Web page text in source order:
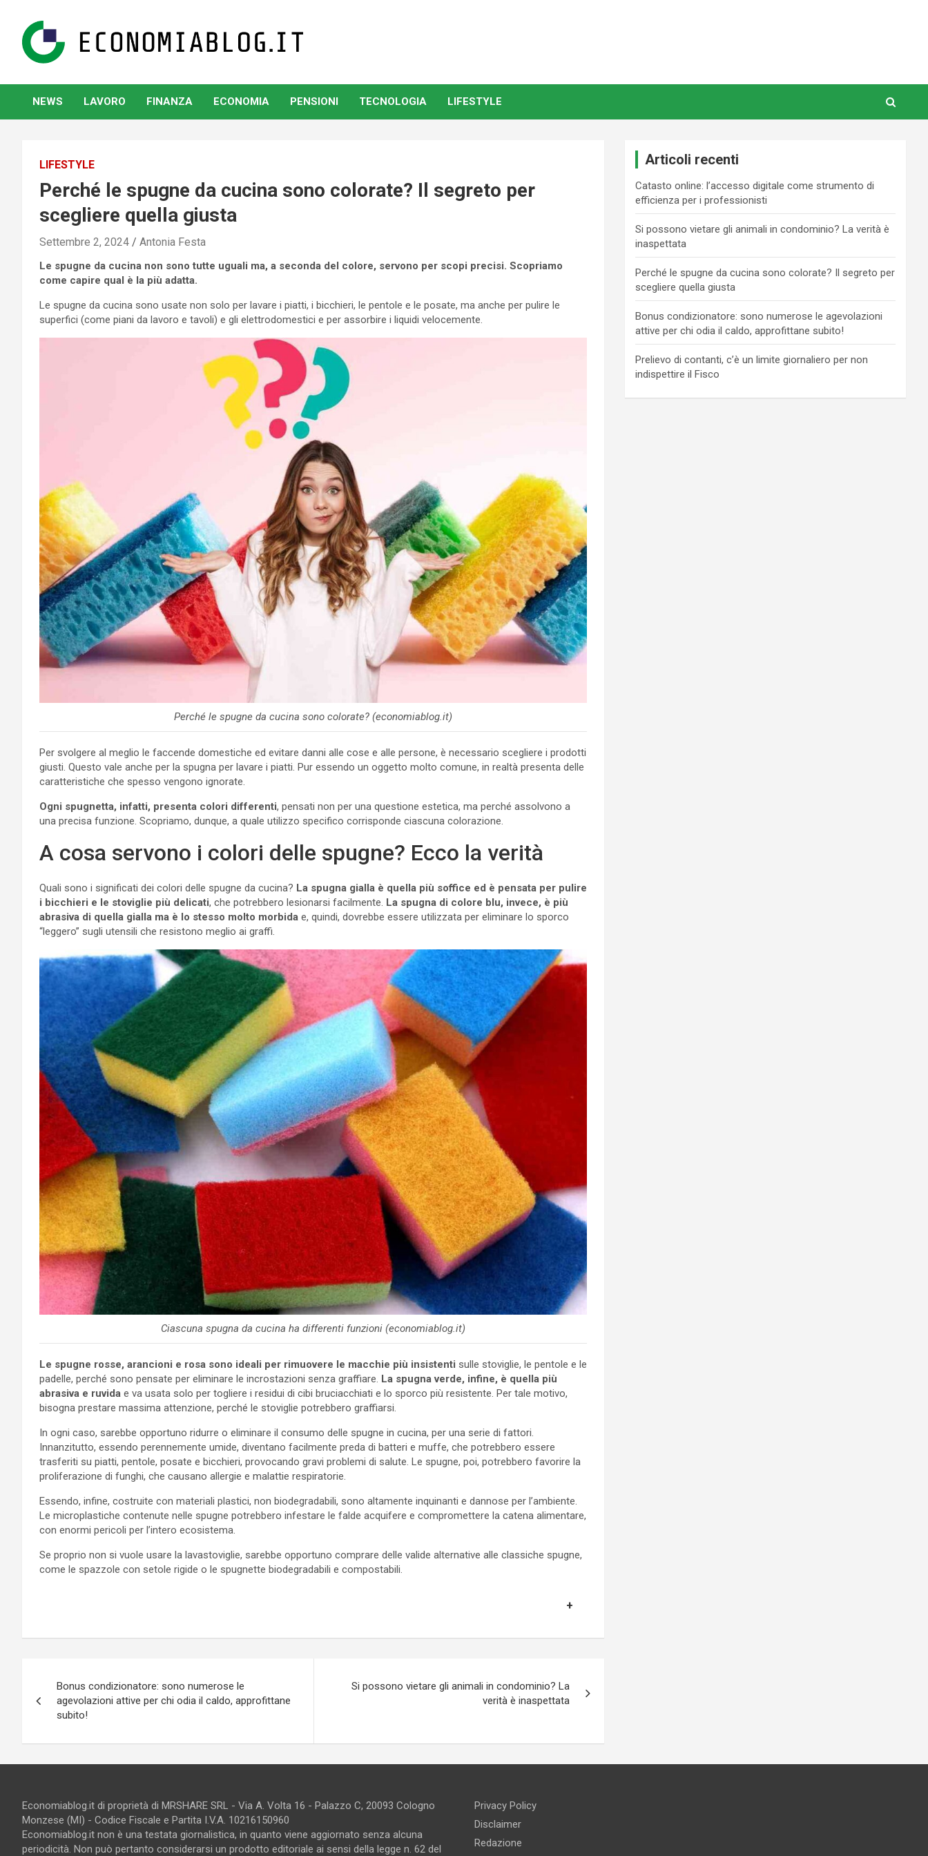
content
www.economiablog.it
NEWS LAVORO FINANZA ECONOMIA PENSIONI TECNOLOGIA LIFESTYLE
LIFESTYLE
Perché le spugne da cucina sono colorate? Il segreto per
scegliere quella giusta
Settembre 2, 2024 Antonia Festa
Le spugne da cucina non sono tutte uguali ma, a seconda del colore, servono per scopi precisi. Scopriamo
come capire qual è la più adatta.
Le spugne da cucina sono usate non solo per lavare i piatti, i bicchieri, le pentole e le posate, ma anche per pulire le
superfici (come piani da lavoro e tavoli) e gli elettrodomestici e per assorbire i liquidi velocemente.
Perché le spugne da cucina sono colorate? (economiablog.it)
Per svolgere al meglio le faccende domestiche ed evitare danni alle cose e alle persone, è necessario scegliere i prodotti
giusti. Questo vale anche per la spugna per lavare i piatti. Pur essendo un oggetto molto comune, in realtà presenta delle
caratteristiche che spesso vengono ignorate.
Ogni spugnetta, infatti, presenta colori differenti, pensati non per una questione estetica, ma perché assolvono a
una precisa funzione. Scopriamo, dunque, a quale utilizzo specifico corrisponde ciascuna colorazione.
A cosa servono i colori delle spugne? Ecco la verità
Quali sono i significati dei colori delle spugne da cucina? La spugna gialla è quella più soffice ed è pensata per pulire
i bicchieri e le stoviglie più delicati, che potrebbero lesionarsi facilmente. La spugna di colore blu, invece, è più
abrasiva di quella gialla ma è lo stesso molto morbida e, quindi, dovrebbe essere utilizzata per eliminare lo sporco
“leggero” sugli utensili che resistono meglio ai graffi.
Ciascuna spugna da cucina ha differenti funzioni (economiablog.it)
Le spugne rosse, arancioni e rosa sono ideali per rimuovere le macchie più insistenti sulle stoviglie, le pentole e le
padelle, perché sono pensate per eliminare le incrostazioni senza graffiare. La spugna verde, infine, è quella più
abrasiva e ruvida e va usata solo per togliere i residui di cibi bruciacchiati e lo sporco più resistente. Per tale motivo,
bisogna prestare massima attenzione, perché le stoviglie potrebbero graffiarsi.
In ogni caso, sarebbe opportuno ridurre o eliminare il consumo delle spugne in cucina, per una serie di fattori.
Innanzitutto, essendo perennemente umide, diventano facilmente preda di batteri e muffe, che potrebbero essere
trasferiti su piatti, pentole, posate e bicchieri, provocando gravi problemi di salute. Le spugne, poi, potrebbero favorire la
proliferazione di funghi, che causano allergie e malattie respiratorie.
Essendo, infine, costruite con materiali plastici, non biodegradabili, sono altamente inquinanti e dannose per l’ambiente.
Le microplastiche contenute nelle spugne potrebbero infestare le falde acquifere e compromettere la catena alimentare,
con enormi pericoli per l’intero ecosistema.
Se proprio non si vuole usare la lavastoviglie, sarebbe opportuno comprare delle valide alternative alle classiche spugne,
come le spazzole con setole rigide o le spugnette biodegradabili e compostabili.
articoli
Bonus condizionatore: sono numerose le
agevolazioni attive per chi odia il caldo, approfittane
subito!
Si possono vietare gli animali in condominio? La
verità è inaspettata
Articoli recenti
Catasto online: l’accesso digitale come strumento di
efficienza per i professionisti
Si possono vietare gli animali in condominio? La verità è
inaspettata
Perché le spugne da cucina sono colorate? Il segreto per
scegliere quella giusta
Bonus condizionatore: sono numerose le agevolazioni
attive per chi odia il caldo, approfittane subito!
Prelievo di contanti, c’è un limite giornaliero per non
indispettire il Fisco
Economiablog.it di proprietà di MRSHARE SRL - Via A. Volta 16 - Palazzo C, 20093 Cologno
Monzese (MI) - Codice Fiscale e Partita I.V.A. 10216150960
Economiablog.it non è una testata giornalistica, in quanto viene aggiornato senza alcuna
periodicità. Non può pertanto considerarsi un prodotto editoriale ai sensi della legge n. 62 del
Privacy Policy
Disclaimer
Redazione